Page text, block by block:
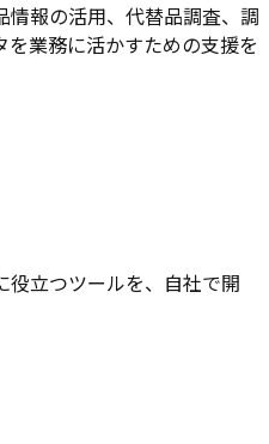
情報の活用、代替品調査、調
業務に活かすための支援を
役立つツールを、自社で開